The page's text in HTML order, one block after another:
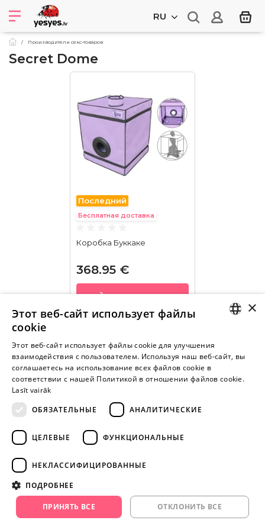
RU
Производители секс-товаров
Secret Dome
Последний
Бесплатная доставка
Коробка Буккаке
368.95 €
В КОРЗИНУ
Внимание! Yesyes.lv содержит откровенную сексуальную
информацию и изо.
ПРОДОЛЖАЙТЕ
facebook.com/yesyes.lv
Instagram/yesyes.lv
RUSSIAN
×
Этот веб-сайт использует файлы
cookie
Этот веб-сайт использует файлы cookie для улучшения
взаимодействия с пользователем. Используя наш веб-сайт, вы
соглашаетесь на использование всех файлов cookie в
соответствии с нашей Политикой в ​​отношении файлов cookie.
Lasīt vairāk
ОБЯЗАТЕЛЬНЫЕ
АНАЛИТИЧЕСКИЕ
ЦЕЛЕВЫЕ ФУНКЦИОНАЛЬНЫЕ
НЕКЛАССИФИЦИРОВАННЫЕ
ПОДРОБНЕЕ
ПРИНЯТЬ ВСЕ ОТКЛОНИТЬ ВСЕ